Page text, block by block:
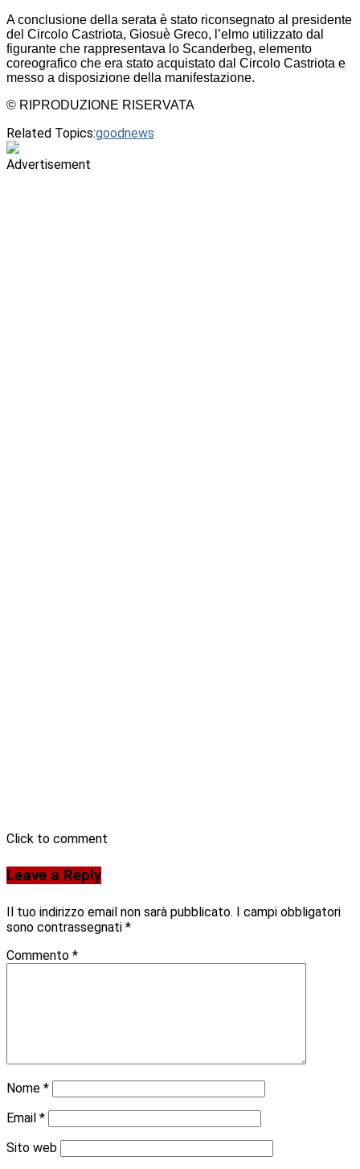
A conclusione della serata è stato riconsegnato al presidente
del Circolo Castriota, Giosuè Greco, l’elmo utilizzato dal
figurante che rappresentava lo Scanderbeg, elemento
coreografico che era stato acquistato dal Circolo Castriota e
messo a disposizione della manifestazione.
© RIPRODUZIONE RISERVATA
Related Topics:goodnews
Advertisement
Click to comment
Leave a Reply
Il tuo indirizzo email non sarà pubblicato. I campi obbligatori
sono contrassegnati *
Commento *
Nome *
Email *
Sito web